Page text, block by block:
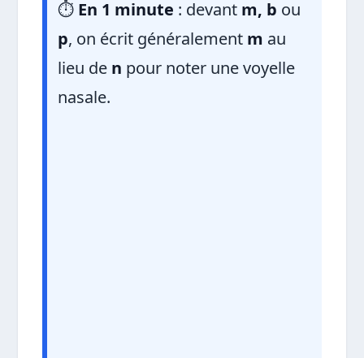
⏱️ En 1 minute : devant m, b ou
p, on écrit généralement m au
lieu de n pour noter une voyelle
nasale.